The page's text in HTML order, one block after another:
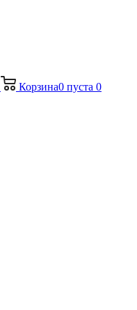
Корзина0 пуста 0